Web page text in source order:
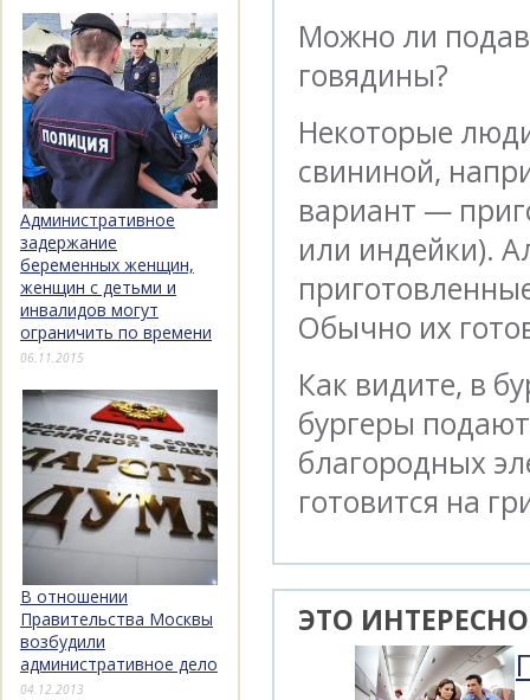
Можно ли
говядины?
Некоторые
свининой,
вариант —
или индейки).
Обычно их
Как видите, в
бургеры
благородных
готовится на
ЭТО ИНТЕРЕСНО
Административное
задержание
беременных женщин,
женщин с детьми и
инвалидов могут
ограничить по времени
06.11.2015
В отношении
Правительства Москвы
возбудили
административное дело
04.12.2013